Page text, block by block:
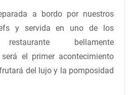
a bordo por nuestros
y servida en uno de los
bellamente
será el primer acontecimiento
del lujo y la pomposidad